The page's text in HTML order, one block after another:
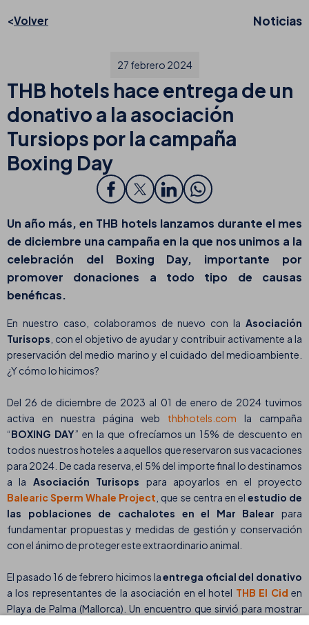
Volver Noticias
27 febrero 2024
THB hotels hace entrega de un
donativo a la asociación
Tursiops por la campaña
Boxing Day
Un año más, en THB hotels lanzamos durante el mes
de diciembre una campaña en la que nos unimos a la
celebración del Boxing Day, importante por
promover donaciones a todo tipo de causas
benéficas.
En nuestro caso, colaboramos de nuevo con la Asociación
Turisops , con el objetivo de ayudar y contribuir activamente a la
preservación del medio marino y el cuidado del medioambiente.
¿Y cómo lo hicimos?
Del 26 de diciembre de 2023 al 01 de enero de 2024 tuvimos
activa en nuestra página web thbhotels.com la campaña
“BOXING DAY” en la que ofrecíamos un 15% de descuento en
todos nuestros hoteles a aquellos que reservaron sus vacaciones
para 2024. De cada reserva, el 5% del importe final lo destinamos
a la Asociación Turisops para apoyarlos en el proyecto
Balearic Sperm Whale Project , que se centra en el estudio de
las poblaciones de cachalotes en el Mar Balear para
fundamentar propuestas y medidas de gestión y conservación
con el ánimo de proteger este extraordinario animal.
El pasado 16 de febrero hicimos laentrega oficial del donativo
a los representantes de la asociación en el hotel THB El Cid en
Playa de Palma (Mallorca). Un encuentro que sirvió para mostrar